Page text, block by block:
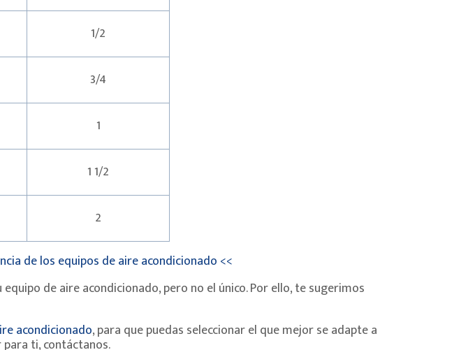
1/2
3/4
1
1 1/2
2
de los equipos de aire acondicionado <<
de aire acondicionado, pero no el único. Por ello, te sugerimos
acondicionado, para que puedas seleccionar el que mejor se adapte a
ti, contáctanos.